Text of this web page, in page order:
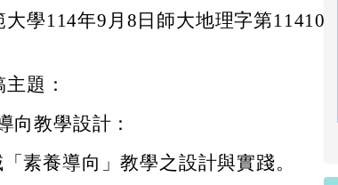
學114年9月8日師大地理字第114102
題：
向教學設計：
素養導向」教學之設計與實踐。